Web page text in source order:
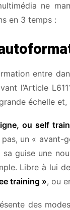
ne
en 3 temps :
entre
l’Article
échelle
ou self
un « avant-
sa guise une
Libre à lui
training », ou
des